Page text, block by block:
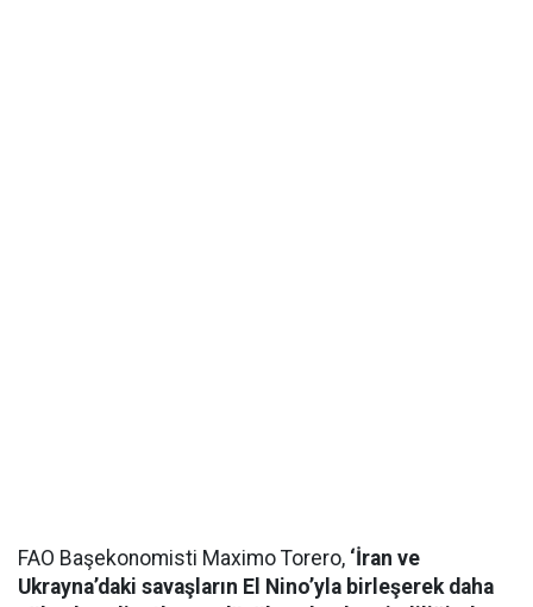
FAO Başekonomisti Maximo Torero, ‘İran ve
Ukrayna’daki savaşların El Nino’yla birleşerek daha